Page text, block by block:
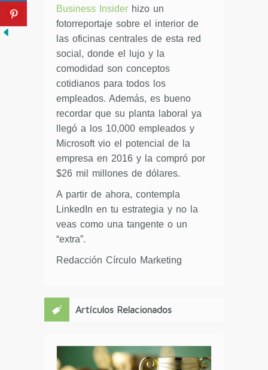
Business Insider hizo un
fotorreportaje sobre el interior de
las oficinas centrales de esta red
social, donde el lujo y la
comodidad son conceptos
cotidianos para todos los
empleados. Además, es bueno
recordar que su planta laboral ya
llegó a los 10,000 empleados y
Microsoft vio el potencial de la
empresa en 2016 y la compró por
$26 mil millones de dólares.
A partir de ahora, contempla
LinkedIn en tu estrategia y no la
veas como una tangente o un
“extra”.
Redacción Círculo Marketing
Artículos Relacionados